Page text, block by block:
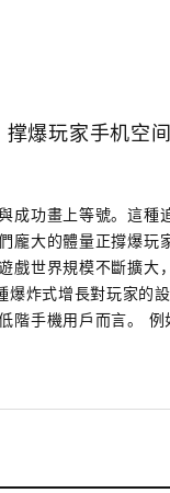
爆玩家手机空间
成功畫上等號。這種
龐大的體量正撐爆玩
戲世界規模不斷擴大
爆炸式增長對玩家的
階手機用戶而言。